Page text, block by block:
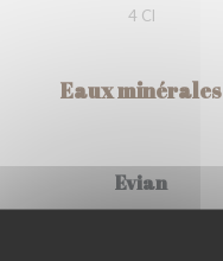
4 Cl
Eaux minérales
Evian